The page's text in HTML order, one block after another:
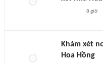
8 giờ
Khám xét
Hoa Hồng